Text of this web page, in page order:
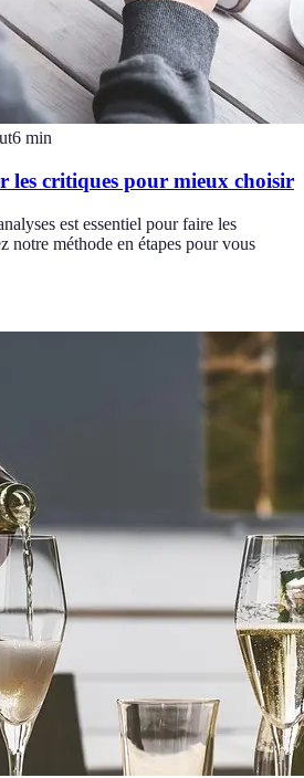
6 min
les critiques pour mieux choisir
est essentiel pour faire les
notre méthode en étapes pour vous